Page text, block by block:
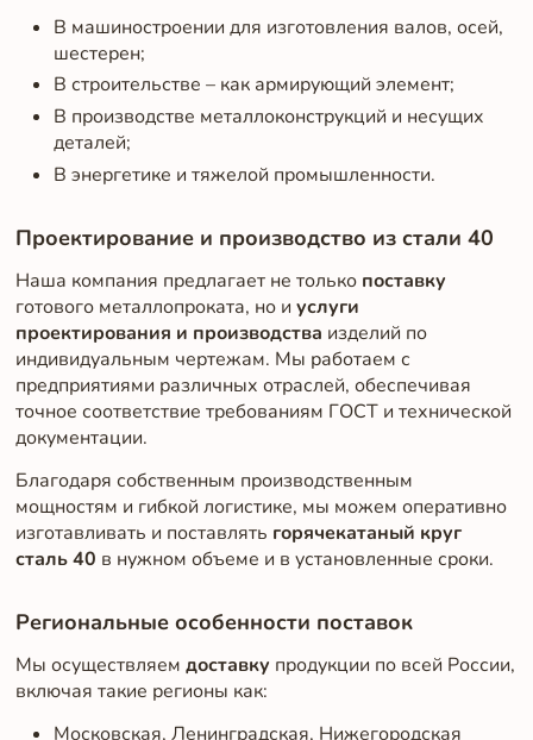
В машиностроении для изготовления валов, осей,
шестерен;
В строительстве – как армирующий элемент;
В производстве металлоконструкций и несущих
деталей;
В энергетике и тяжелой промышленности.
Проектирование и производство из стали 40
Наша компания предлагает не только поставку
готового металлопроката, но и услуги
проектирования и производства изделий по
индивидуальным чертежам. Мы работаем с
предприятиями различных отраслей, обеспечивая
точное соответствие требованиям ГОСТ и технической
документации.
Благодаря собственным производственным
мощностям и гибкой логистике, мы можем оперативно
изготавливать и поставлять горячекатаный круг
сталь 40 в нужном объеме и в установленные сроки.
Региональные особенности поставок
Мы осуществляем доставку продукции по всей России,
включая такие регионы как:
Московская, Ленинградская, Нижегородская